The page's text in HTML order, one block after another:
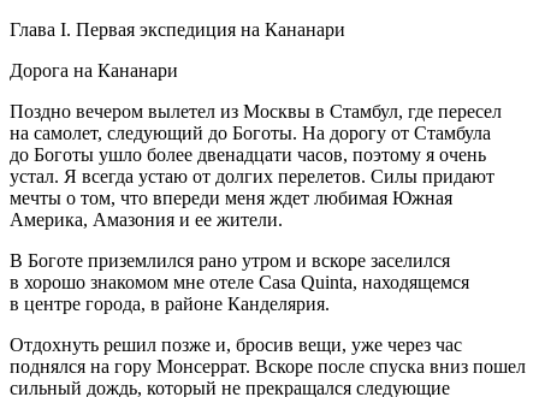
Глава I. Первая экспедиция на Кананари
Дорога на Кананари
Поздно вечером вылетел из Москвы в Стамбул, где пересел
на самолет, следующий до Боготы. На дорогу от Стамбула
до Боготы ушло более двенадцати часов, поэтому я очень
устал. Я всегда устаю от долгих перелетов. Силы придают
мечты о том, что впереди меня ждет любимая Южная
Америка, Амазония и ее жители.
В Боготе приземлился рано утром и вскоре заселился
в хорошо знакомом мне отеле Casa Quinta, находящемся
в центре города, в районе Канделярия.
Отдохнуть решил позже и, бросив вещи, уже через час
поднялся на гору Монсеррат. Вскоре после спуска вниз пошел
сильный дождь, который не прекращался следующие